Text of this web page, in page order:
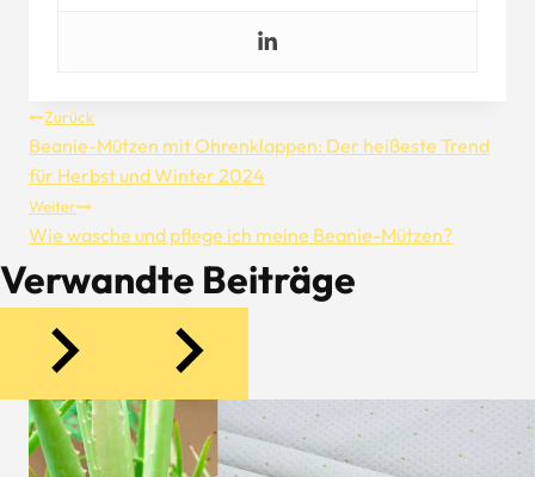
Beitragsnavigation
Zurück
Beanie-Mützen mit Ohrenklappen: Der heißeste Trend
für Herbst und Winter 2024
Weiter
Wie wasche und pflege ich meine Beanie-Mützen?
Verwandte Beiträge